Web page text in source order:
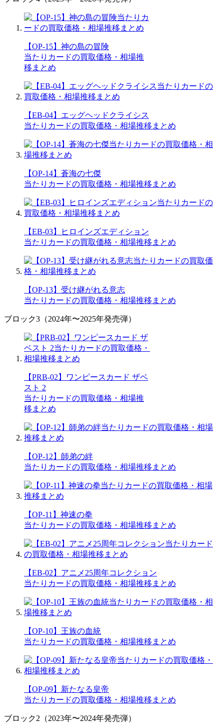
【OP-15】神の島の冒険
当たりカードの買取価格・相場推
移まとめ
【EB-04】エッグヘッドクライシス
当たりカードの買取価格・相場推移まとめ
【OP-14】蒼海の七傑
当たりカードの買取価格・相場推移まとめ
【EB-03】ヒロインズエディション
当たりカードの買取価格・相場推移まとめ
【OP-13】受け継がれる意志
当たりカードの買取価格・相場推移まとめ
ブロック3（2024年〜2025年発売弾）
【PRB-02】ワンピースカード ザベ
スト 2
当たりカードの買取価格・相場推
移まとめ
【OP-12】師弟の絆
当たりカードの買取価格・相場推移まとめ
【OP-11】神速の拳
当たりカードの買取価格・相場推移まとめ
【EB-02】アニメ25周年コレクション
当たりカードの買取価格・相場推移まとめ
【OP-10】王族の血統
当たりカードの買取価格・相場推移まとめ
【OP-09】新たなる皇帝
当たりカードの買取価格・相場推移まとめ
ブロック2（2023年〜2024年発売弾）